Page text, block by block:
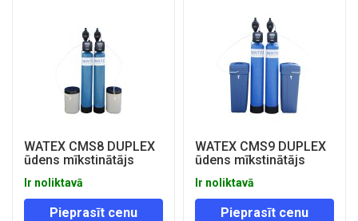
WATEX CMS8 DUPLEX
ūdens mīkstinātājs
Ir noliktavā
Pieprasīt cenu
WATEX CMS9 DUPLEX
ūdens mīkstinātājs
Ir noliktavā
Pieprasīt cenu